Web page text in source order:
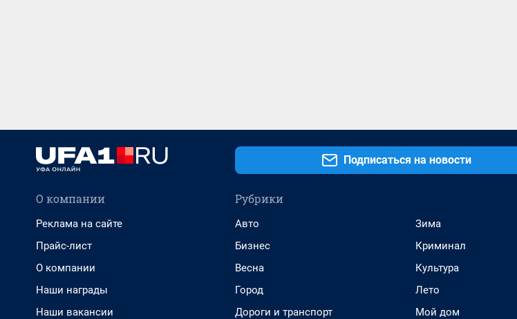
Подписаться на новости
О компании
Реклама на сайте
Прайс-лист
О компании
Наши награды
Наши вакансии
Рубрики
Авто
Бизнес
Весна
Город
Дороги и транспорт
Зима
Криминал
Культура
Лето
Мой дом